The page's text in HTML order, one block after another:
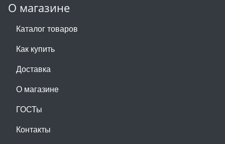
О магазине
Каталог товаров
Как купить
Доставка
О магазине
ГОСТы
Контакты